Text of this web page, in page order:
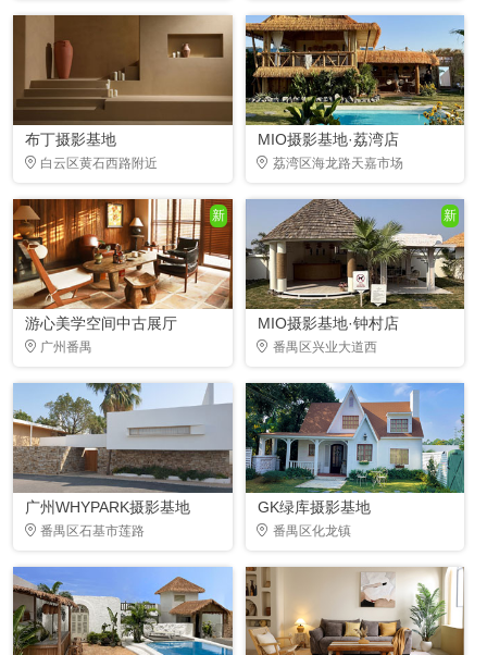
布丁摄影基地
白云区黄石西路附近
MIO摄影基地·荔湾店
荔湾区海龙路天嘉市场
新
游心美学空间中古展厅
广州番禺
新
MIO摄影基地·钟村店
番禺区兴业大道西
广州WHYPARK摄影基地
番禺区石基市莲路
GK绿库摄影基地
番禺区化龙镇